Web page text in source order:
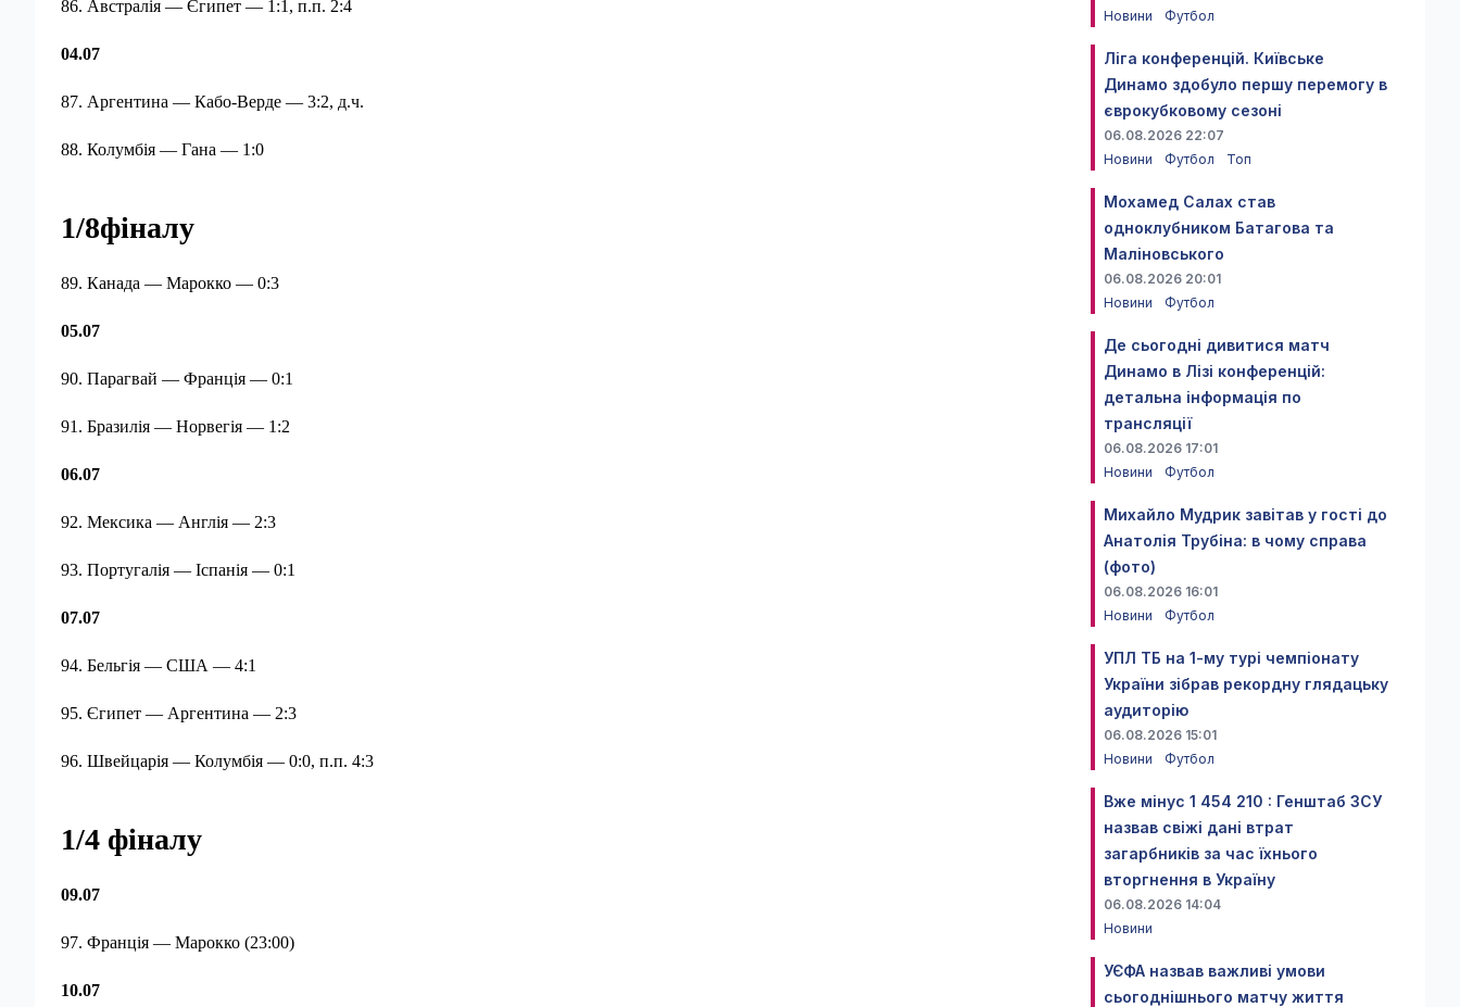
86. Австралія — Єгипет — 1:1, п.п. 2:4
04.07
87. Аргентина — Кабо-Верде — 3:2, д.ч.
88. Колумбія — Гана — 1:0
1/8фіналу
89. Канада — Марокко — 0:3
05.07
90. Парагвай — Франція — 0:1
91. Бразилія — Норвегія — 1:2
06.07
92. Мексика — Англія — 2:3
93. Португалія — Іспанія — 0:1
07.07
94. Бельгія — США — 4:1
95. Єгипет — Аргентина — 2:3
96. Швейцарія — Колумбія — 0:0, п.п. 4:3
1/4 фіналу
09.07
97. Франція — Марокко (23:00)
10.07
Новини
Футбол
Ліга конференцій. Київське
Динамо здобуло першу перемогу в
єврокубковому сезоні
06.08.2026 22:07
Новини
Футбол Топ
Мохамед Салах став
одноклубником Батагова та
Маліновського
06.08.2026 20:01
Новини
Футбол
Де сьогодні дивитися матч
Динамо в Лізі конференцій:
детальна інформація по
трансляції
06.08.2026 17:01
Новини
Футбол
Михайло Мудрик завітав у гості до
Анатолія Трубіна: в чому справа
(фото)
06.08.2026 16:01
Новини
Футбол
УПЛ ТБ на 1-му турі чемпіонату
України зібрав рекордну глядацьку
аудиторію
06.08.2026 15:01
Новини
Футбол
Вже мінус 1 454 210 : Генштаб ЗСУ
назвав свіжі дані втрат
загарбників за час їхнього
вторгнення в Україну
06.08.2026 14:04
Новини
УЄФА назвав важливі умови
сьогоднішнього матчу життя